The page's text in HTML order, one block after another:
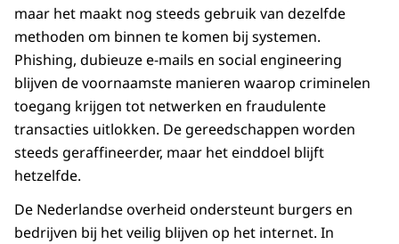
maar het maakt nog steeds gebruik van dezelfde
methoden om binnen te komen bij systemen.
Phishing, dubieuze e-mails en social engineering
blijven de voornaamste manieren waarop criminelen
toegang krijgen tot netwerken en fraudulente
transacties uitlokken. De gereedschappen worden
steeds geraffineerder, maar het einddoel blijft
hetzelfde.
De Nederlandse overheid ondersteunt burgers en
bedrijven bij het veilig blijven op het internet. In